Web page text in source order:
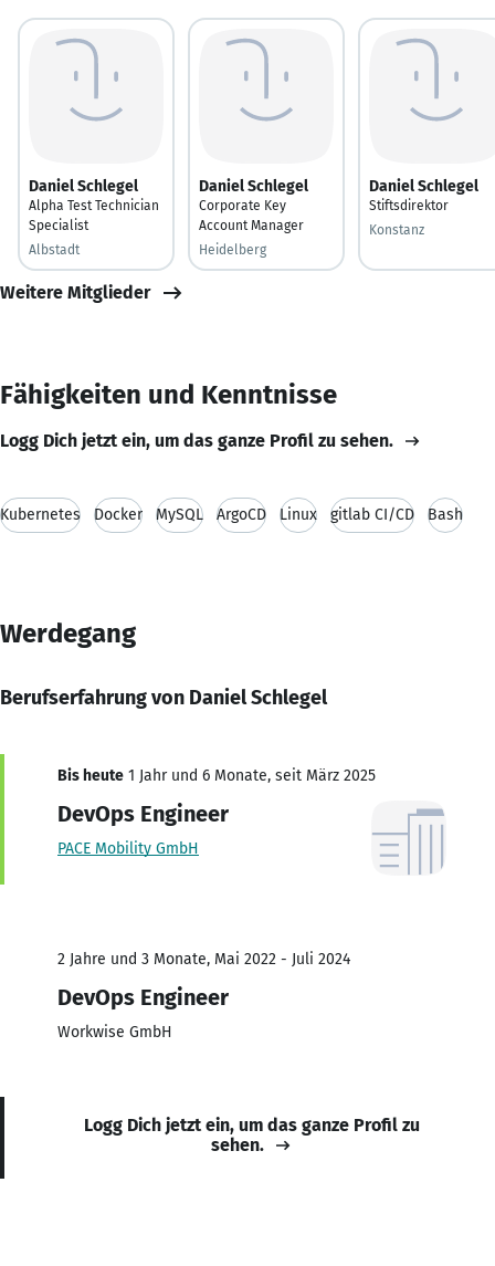
Daniel Schlegel
Alpha Test Technician
Specialist
Albstadt
Daniel Schlegel
Corporate Key
Account Manager
Heidelberg
Daniel Schlegel
Stiftsdirektor
Konstanz
Weitere Mitglieder
Fähigkeiten und Kenntnisse
Logg Dich jetzt ein, um das ganze Profil zu sehen.
Kubernetes Docker MySQL ArgoCD Linux gitlab CI/CD Bash
Werdegang
Berufserfahrung von Daniel Schlegel
Bis heute 1 Jahr und 6 Monate, seit März 2025
DevOps Engineer
PACE Mobility GmbH
2 Jahre und 3 Monate, Mai 2022 - Juli 2024
DevOps Engineer
Workwise GmbH
Logg Dich jetzt ein, um das ganze Profil zu
sehen.